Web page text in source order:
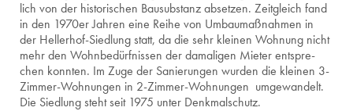
lich von der his­to­ri­schen Bau­sub­stanz ab­set­zen. Zeit­gleich fand
in den 1970er Jah­ren eine Reihe von Um­bau­maß­nah­men in
der Hel­ler­hof-Sied­lung statt, da die sehr klei­nen Woh­nung nicht
mehr den Wohn­be­dürf­nis­sen der da­ma­li­gen Mie­ter ent­spre­
chen konn­ten. Im Zuge der Sa­nie­run­gen wur­den die klei­nen 3-
Zim­mer-Woh­nun­gen in 2-Zim­mer-Woh­nun­gen um­ge­wan­delt.
Die Sied­lung steht seit 1975 unter Denk­mal­schutz.